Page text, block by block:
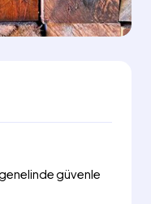
genelinde güvenle